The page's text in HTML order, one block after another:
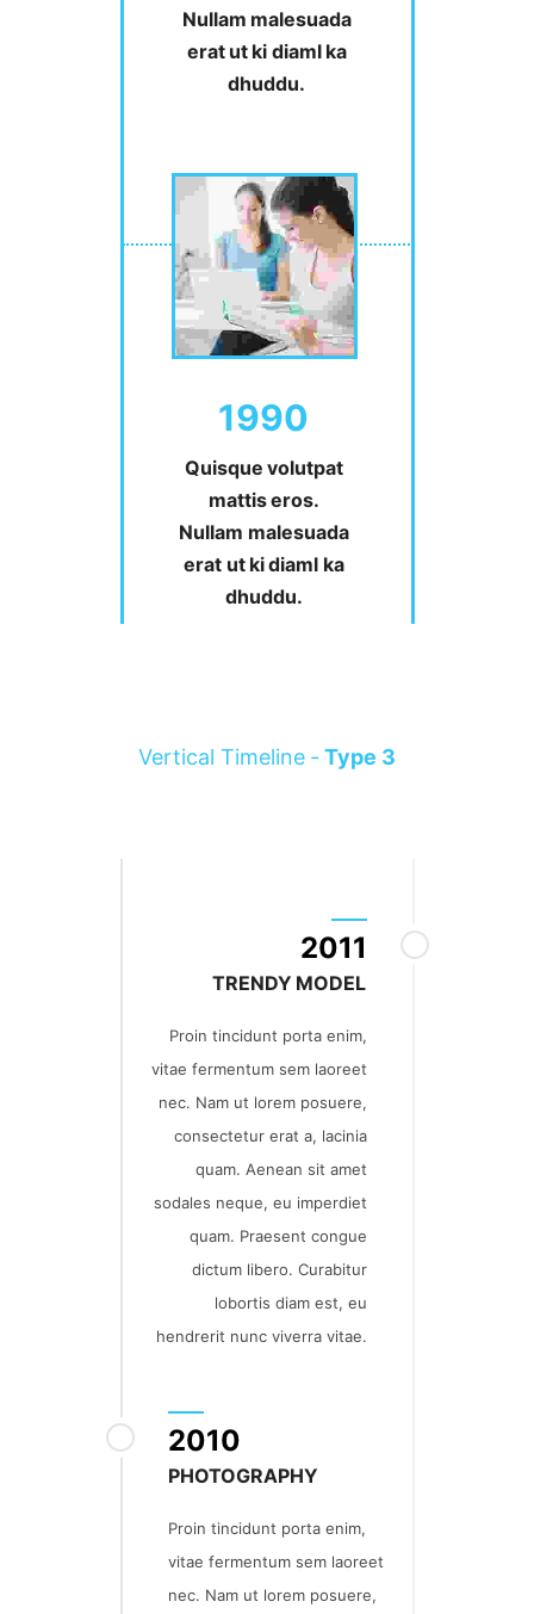
Nullam malesuada
erat ut ki diaml ka
dhuddu.
1990
Quisque volutpat
mattis eros.
Nullam malesuada
erat ut ki diaml ka
dhuddu.
Vertical Timeline -Type 3
2011
TRENDY MODEL
Proin tincidunt porta enim,
vitae fermentum sem laoreet
nec. Nam ut lorem posuere,
consectetur erat a, lacinia
quam. Aenean sit amet
sodales neque, eu imperdiet
quam. Praesent congue
dictum libero. Curabitur
lobortis diam est, eu
hendrerit nunc viverra vitae.
2010
PHOTOGRAPHY
Proin tincidunt porta enim,
vitae fermentum sem laoreet
nec. Nam ut lorem posuere,